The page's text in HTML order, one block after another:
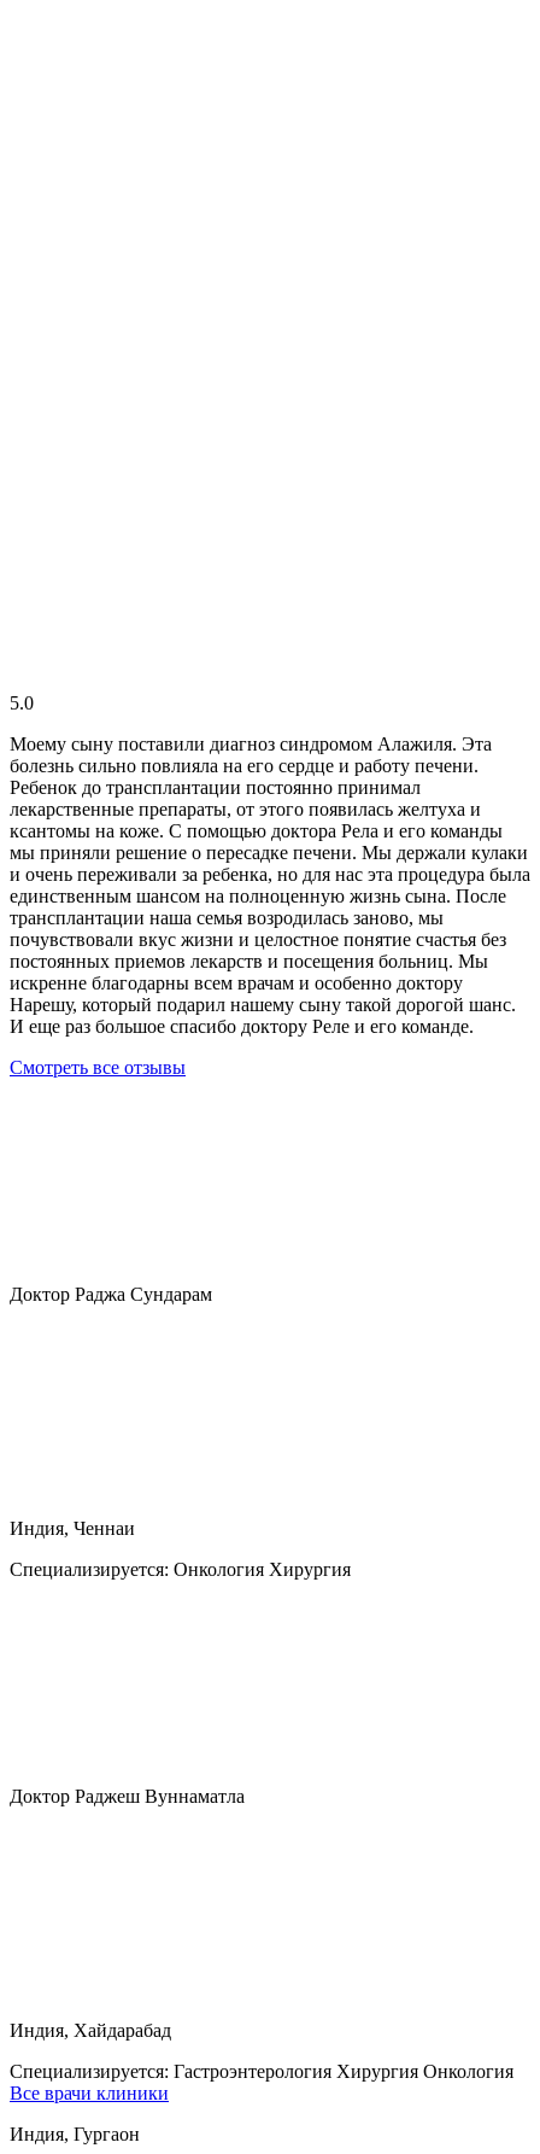
5.0
Моему сыну поставили диагноз синдромом Алажиля. Эта
болезнь сильно повлияла на его сердце и работу печени.
Ребенок до трансплантации постоянно принимал
лекарственные препараты, от этого появилась желтуха и
ксантомы на коже. С помощью доктора Рела и его команды
мы приняли решение о пересадке печени. Мы держали кулаки
и очень переживали за ребенка, но для нас эта процедура была
единственным шансом на полноценную жизнь сына. После
трансплантации наша семья возродилась заново, мы
почувствовали вкус жизни и целостное понятие счастья без
постоянных приемов лекарств и посещения больниц. Мы
искренне благодарны всем врачам и особенно доктору
Нарешу, который подарил нашему сыну такой дорогой шанс.
И еще раз большое спасибо доктору Реле и его команде.
Смотреть все отзывы
Доктор Раджа Сундарам
Индия, Ченнаи
Специализируется: Онкология Хирургия
Доктор Раджеш Вуннаматла
Индия, Хайдарабад
Специализируется: Гастроэнтерология Хирургия Онкология
Все врачи клиники
Индия, Гургаон